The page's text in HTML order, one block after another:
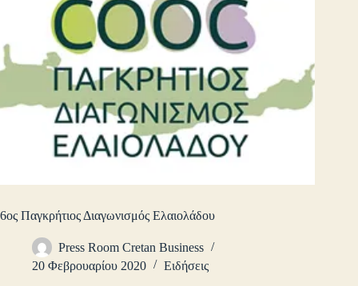
6ος Παγκρήτιος Διαγωνισμός Ελαιολάδου
Press Room Cretan Business
20 Φεβρουαρίου 2020
Ειδήσεις